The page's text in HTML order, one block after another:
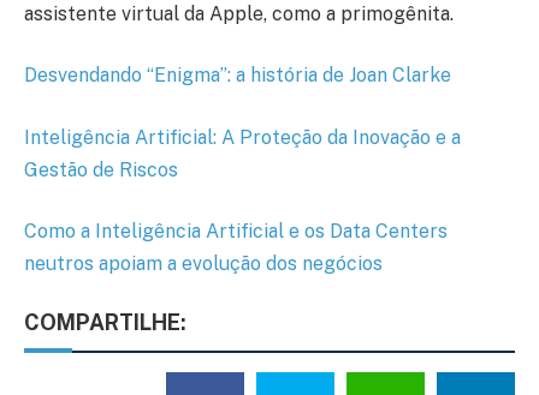
assistente virtual da Apple, como a primogênita.
Desvendando “Enigma”: a história de Joan Clarke
Inteligência Artificial: A Proteção da Inovação e a
Gestão de Riscos
Como a Inteligência Artificial e os Data Centers
neutros apoiam a evolução dos negócios
COMPARTILHE: